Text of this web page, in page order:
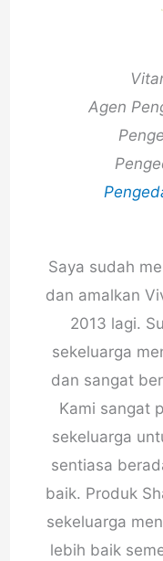
Agen
Saya sudah
dan amalkan
2013 lagi.
sekeluarga
dan sangat
Kami sangat
sekeluarga
sentiasa
baik. Produk
sekeluarga
lebih baik